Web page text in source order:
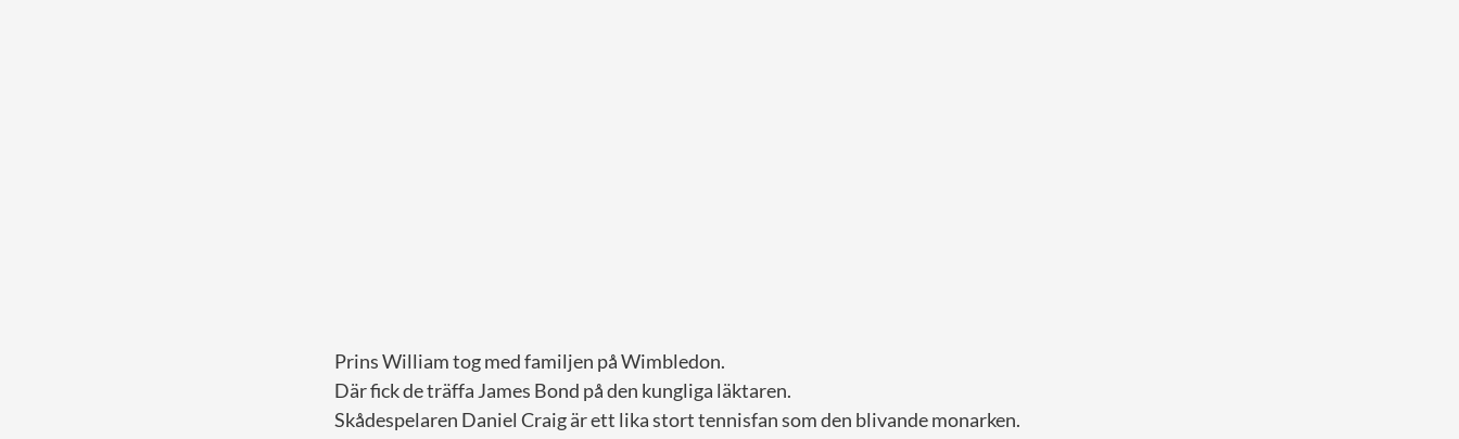
Prins William tog med familjen på Wimbledon.
Där fick de träffa James Bond på den kungliga läktaren.
Skådespelaren Daniel Craig är ett lika stort tennisfan som den blivande monarken.